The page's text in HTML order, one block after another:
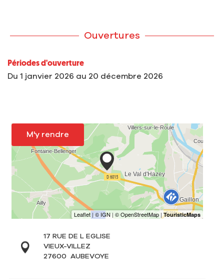
Ouvertures
Périodes d'ouverture
Du 1 janvier 2026 au 20 décembre 2026
M'y rendre
17 RUE DE L EGLISE
VIEUX-VILLEZ
27600
AUBEVOYE